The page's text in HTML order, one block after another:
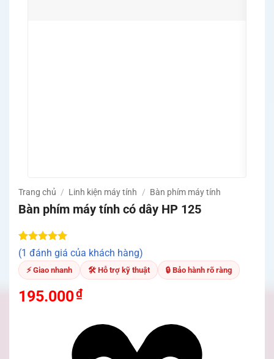
Trang chủ / Linh kiện máy tính / Bàn phím máy tính
Bàn phím máy tính có dây HP 125
5.00trên 5
dựa trên
1
đánh giá
(1 đánh giá của khách hàng)
⚡ Giao nhanh 🛠 Hỗ trợ kỹ thuật 🔒 Bảo hành rõ ràng
195.000₫